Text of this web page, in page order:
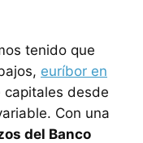
tenido que
euríbor en
desde
Con una
del Banco